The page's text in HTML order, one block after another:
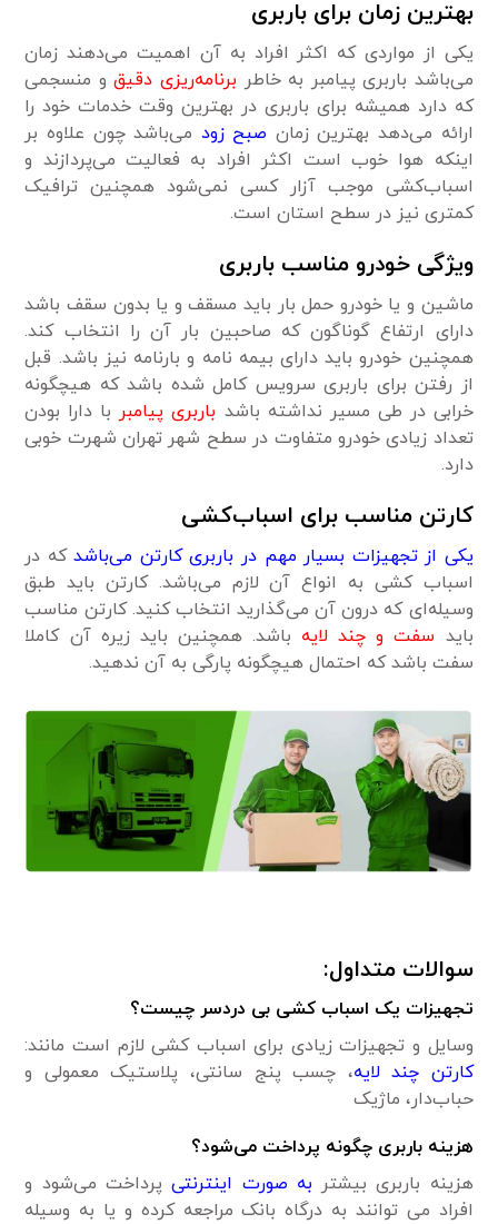
بهترین زمان برای باربری
یکی از مواردی که اکثر افراد به آن اهمیت می‌دهند زمان
می‌باشد باربری پیامبر به خاطر برنامه‌ریزی دقیقو منسجمی
که دارد همیشه برای باربری در بهترین وقت خدمات خود را
ارائه می‌دهد بهترین زمان صبح زود می‌باشد چون علاوه بر
اینکه هوا خوب است اکثر افراد به فعالیت می‌پردازند و
اسباب‌کشی موجب آزار کسی نمی‌شود همچنین ترافیک
کمتری نیز در سطح استان است.
ویژگی خودرو مناسب باربری
ماشین و یا خودرو حمل بار باید مسقف و یا بدون سقف باشد
دارای ارتفاع گوناگون که صاحبین بار آن را انتخاب کند.
همچنین خودرو باید دارای بیمه نامه و بارنامه نیز باشد. قبل
از رفتن برای باربری سرویس کامل شده باشد که هیچگونه
خرابی در طی مسیر نداشته باشد باربری پیامبر با دارا بودن
تعداد زیادی خودرو متفاوت در سطح شهر تهران شهرت خوبی
دارد.
کارتن مناسب برای اسباب‌کشی
یکی از تجهیزات بسیار مهم در باربری کارتن می‌باشدکه در
اسباب کشی به انواع آن لازم می‌باشد. کارتن باید طبق
وسیله‌ای که درون آن می‌گذارید انتخاب کنید. کارتن مناسب
باید سفت و چند لایه باشد. همچنین باید زیره آن کاملا
سفت باشد که احتمال هیچگونه پارگی به آن ندهید.
سوالات متداول:
تجهیزات یک اسباب کشی بی دردسر چیست؟
وسایل و تجهیزات زیادی برای اسباب کشی لازم است مانند:
کارتن چند لایه، چسب پنج سانتی، پلاستیک معمولی و
حباب‌دار، ماژیک
هزینه باربری چگونه پرداخت می‌شود؟
هزینه باربری بیشتر به صورت اینترنتیپرداخت می‌شود و
افراد می توانند به درگاه بانک مراجعه کرده و یا به وسیله